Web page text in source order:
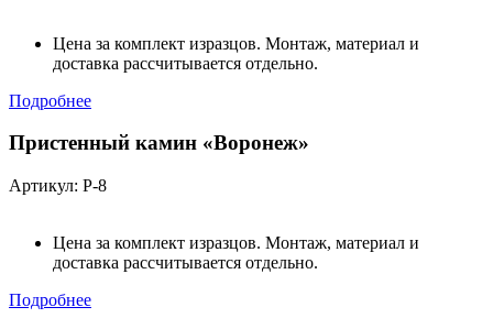
Цена за комплект изразцов. Монтаж, материал и
доставка рассчитывается отдельно.
Подробнее
Пристенный камин «Воронеж»
Артикул: Р-8
Цена за комплект изразцов. Монтаж, материал и
доставка рассчитывается отдельно.
Подробнее